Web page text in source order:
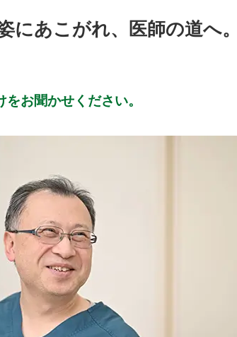
にあこがれ、医師の道へ
お聞かせください。